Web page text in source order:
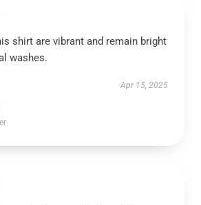
shirt are vibrant and remain bright
washes.
Apr 15, 2025